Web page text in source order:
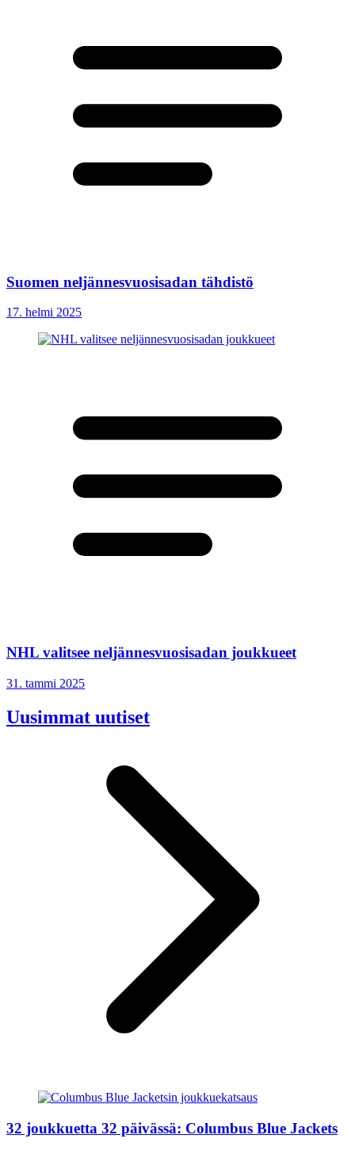
Suomen neljännesvuosisadan tähdistö
17. helmi 2025
NHL valitsee neljännesvuosisadan joukkueet
31. tammi 2025
Uusimmat uutiset
32 joukkuetta 32 päivässä: Columbus Blue Jackets